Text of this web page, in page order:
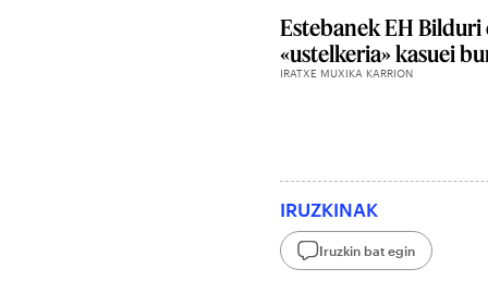
Estebanek EH
«ustelkeria» kasuei
IRATXE MUXIKA KARRION
IRUZKINAK
Iruzkin bat egin